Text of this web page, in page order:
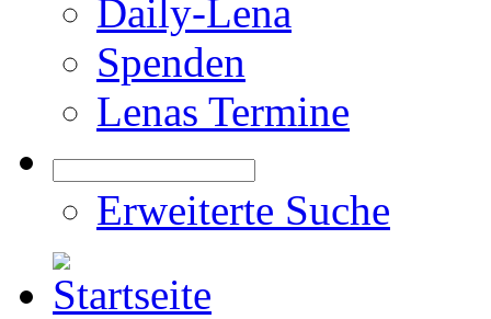
Daily-Lena
Spenden
Lenas Termine
Erweiterte Suche